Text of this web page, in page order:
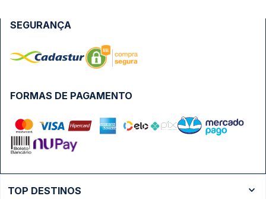
FORMAS DE PAGAMENTO
SEGURANÇA
TOP DESTINOS